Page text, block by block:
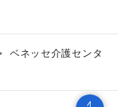
ベネッセ介護センタ